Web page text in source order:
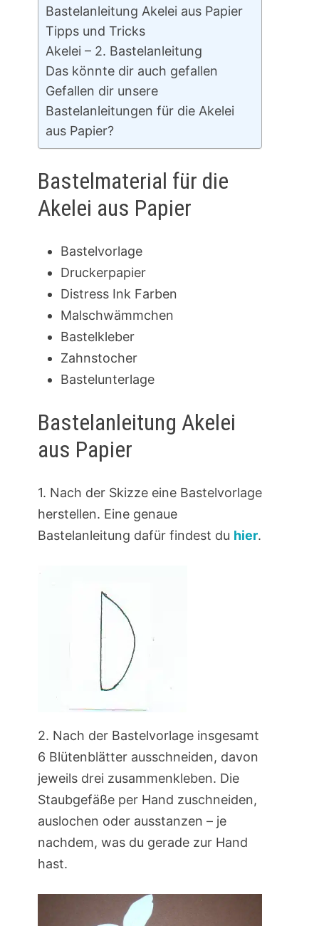
Bastelanleitung Akelei aus Papier
Tipps und Tricks
Akelei – 2. Bastelanleitung
Das könnte dir auch gefallen
Gefallen dir unsere
Bastelanleitungen für die Akelei
aus Papier?
Bastelmaterial für die
Akelei aus Papier
Bastelvorlage
Druckerpapier
Distress Ink Farben
Malschwämmchen
Bastelkleber
Zahnstocher
Bastelunterlage
Bastelanleitung Akelei
aus Papier
1. Nach der Skizze eine Bastelvorlage
herstellen. Eine genaue
Bastelanleitung dafür findest du hier.
2. Nach der Bastelvorlage insgesamt
6 Blütenblätter ausschneiden, davon
jeweils drei zusammenkleben. Die
Staubgefäße per Hand zuschneiden,
auslochen oder ausstanzen – je
nachdem, was du gerade zur Hand
hast.